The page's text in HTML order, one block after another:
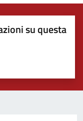
su questa